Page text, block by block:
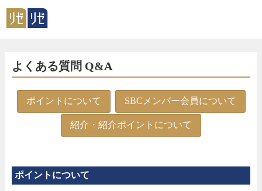
よくある質問 Q&A
ポイントについて SBCメンバー会員について
紹介・紹介ポイントについて
ポイントについて